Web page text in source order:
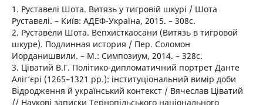
1. Руставелі Шота. Витязь у тигровій шкурі / Шота
Руставелі. – Київ: АДЕФ-Україна, 2015. – 308с.
2. Руставели Шота. Вепхисткаосани (Витязь в тигровой
шкуре). Подлинная история / Пер. Соломон
Иорданишвили. – М.: Симпозиум, 2014. – 328с.
3. Ціватий В.Г. Політико-дипломатичний портрет Данте
Аліг‘єрі (1265–1321 рр.): інституціональний вимір доби
Відродження й український контекст / Вячеслав Ціватий
// Наукові записки Тернопільського національного